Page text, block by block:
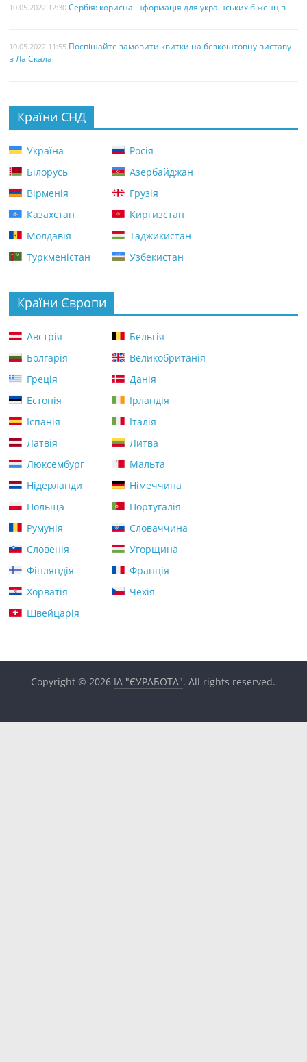
10.05.2022 12:30 Сербія: корисна інформація для українських біженців
10.05.2022 11:55 Поспішайте замовити квитки на безкоштовну виставу
в Ла Скала
Країни СНД
Україна
Росія
Білорусь
Азербайджан
Вірменія
Грузія
Казахстан
Киргизстан
Молдавія
Таджикистан
Туркменістан
Узбекистан
Країни Європи
Австрія
Бельгія
Болгарія
Великобританія
Греція
Данія
Естонія
Ірландія
Іспанія
Італія
Латвія
Литва
Люксембург
Мальта
Нідерланди
Німеччина
Польща
Португалія
Румунія
Словаччина
Словенія
Угорщина
Фінляндія
Франція
Хорватія
Чехія
Швейцарія
Copyright © 2026 ІА "ЄУРАБОТА". All rights reserved.